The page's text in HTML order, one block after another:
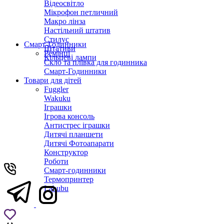
Відеосвітло
Мікрофон петличний
Макро лінза
Настільний штатив
Стилус
Штативи
Кільцеві лампи
Смарт-Годинники
Ремінці
Скло та плівка для годинника
Смарт-Годинники
Товари для дітей
Fuggler
Wakuku
Іграшки
Ігрова консоль
Антистрес іграшки
Дитячi планшети
Дитячі Фотоапарати
Конструктор
Роботи
Смарт-годинники
Термопринтер
Labubu